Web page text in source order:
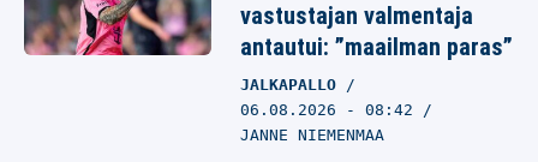
vastustajan valmentaja
antautui: ”maailman paras”
JALKAPALLO
06.08.2026 - 08:42
JANNE NIEMENMAA